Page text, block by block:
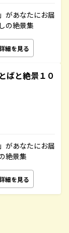
があなたにお届
の絶景集
細を見る
ばと絶景１０
があなたにお届
絶景集
細を見る